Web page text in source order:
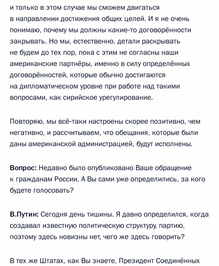
и только в этом случае мы сможем двигаться
в направлении достижения общих целей. И я не очень
понимаю, почему мы должны какие‑то договорённости
закрывать. Но мы, естественно, детали раскрывать
не будем до тех пор, пока с этим не согласны наши
американские партнёры, именно в силу определённых
договорённостей, которые обычно достигаются
на дипломатическом уровне при работе над такими
вопросами, как сирийское урегулирование.
Повторяю, мы всё‑таки настроены скорее позитивно, чем
негативно, и рассчитываем, что обещания, которые были
даны американской администрацией, будут исполнены.
Вопрос: Недавно было опубликовано Ваше обращение
к гражданам России. А Вы сами уже определились, за кого
будете голосовать?
В.Путин: Сегодня день тишины. Я давно определился, когда
создавал известную политическую структуру, партию,
поэтому здесь новизны нет, чего же здесь говорить?
В тех же Штатах, как Вы знаете, Президент Соединённых